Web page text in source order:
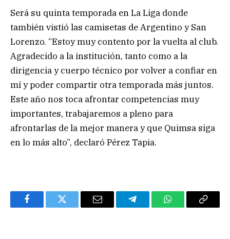
Será su quinta temporada en La Liga donde
también vistió las camisetas de Argentino y San
Lorenzo. “Estoy muy contento por la vuelta al club.
Agradecido a la institución, tanto como a la
dirigencia y cuerpo técnico por volver a confiar en
mí y poder compartir otra temporada más juntos.
Este año nos toca afrontar competencias muy
importantes, trabajaremos a pleno para
afrontarlas de la mejor manera y que Quimsa siga
en lo más alto”, declaró Pérez Tapia.
FacebookTwitter Email TelegramWhatsAppCopy